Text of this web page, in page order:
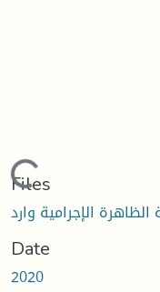
Loading...
Files
Date
2020